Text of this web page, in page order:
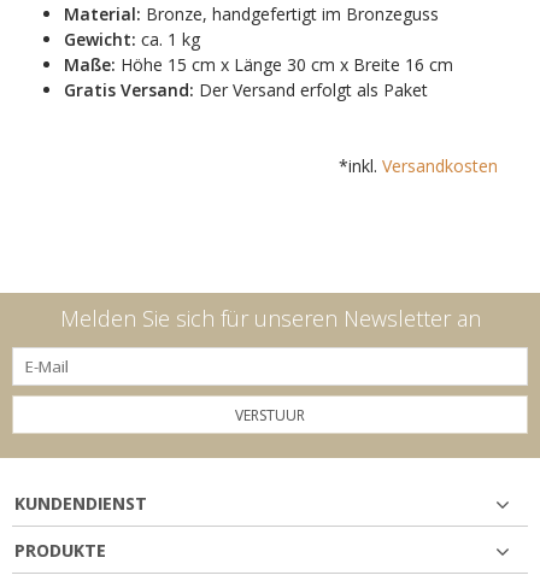
Material: Bronze, handgefertigt im Bronzeguss
Gewicht: ca. 1 kg
Maße: Höhe 15 cm x Länge 30 cm x Breite 16 cm
Gratis Versand: Der Versand erfolgt als Paket
*inkl. Versandkosten
Melden Sie sich für unseren Newsletter an
VERSTUUR
KUNDENDIENST
PRODUKTE